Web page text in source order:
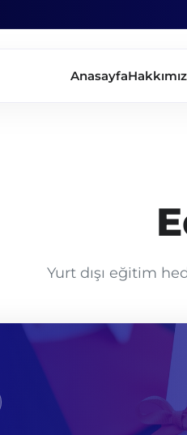
Anasayfa
Yurt dışı eğitim